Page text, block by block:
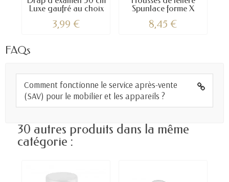
Luxe gaufré au choix
3,99 €
Spunlace forme X
8,45 €
FAQs
Comment fonctionne le service après-vente
(SAV) pour le mobilier et les appareils ?
30 autres produits dans la même
catégorie :